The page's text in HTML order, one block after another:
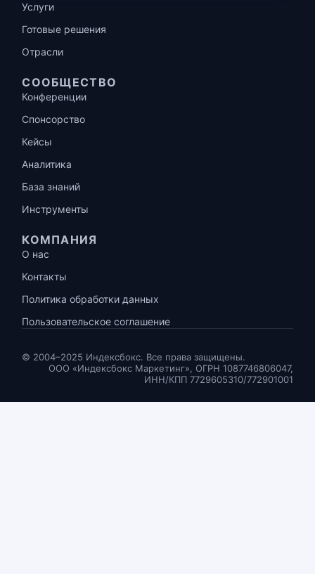
Услуги
Готовые решения
Отрасли
СООБЩЕСТВО
Конференции
Спонсорство
Кейсы
Аналитика
База знаний
Инструменты
КОМПАНИЯ
О нас
Контакты
Политика обработки данных
Пользовательское соглашение
© 2004–2025 Индексбокс. Все права защищены.
ООО «Индексбокс Маркетинг», ОГРН 1087746806047,
ИНН/КПП 7729605310/772901001